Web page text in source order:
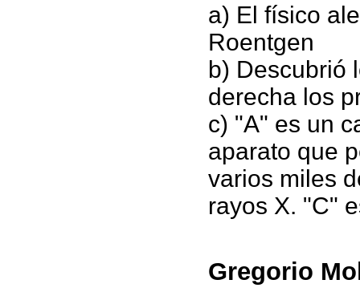
a) El físico
Roentgen
b) Descubrió
derecha los
c) "A" es un
aparato que
varios miles
rayos X. "C"
Gregorio